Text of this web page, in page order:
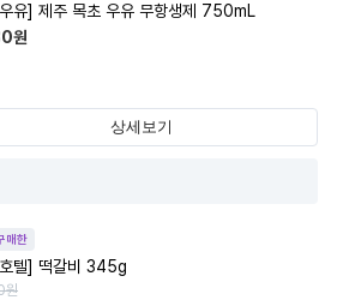
유] 제주 목초 우유 무항생제 750mL
원
상세보기
매한
텔] 떡갈비 345g
원